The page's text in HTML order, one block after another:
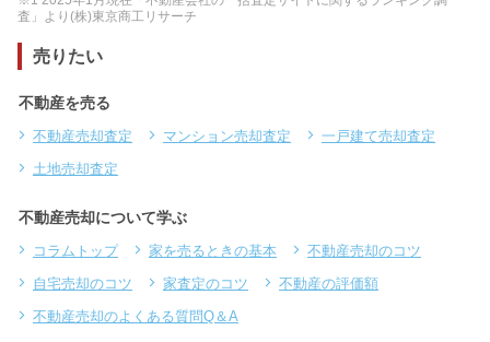
査」より(株)東京商工リサーチ
売りたい
不動産を売る
不動産売却査定 マンション売却査定
一戸建て売却査定
土地売却査定
不動産売却について学ぶ
コラムトップ 家を売るときの基本
不動産売却のコツ
自宅売却のコツ
家査定のコツ
不動産の評価額
不動産売却のよくある質問Q＆A